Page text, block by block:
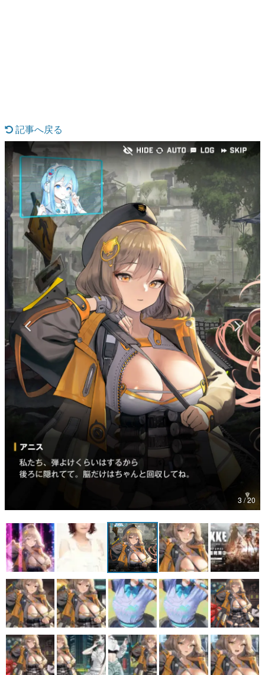
具体的な形から解き明かしていく、硬派で骨太な評論連載
です。
ゲームが変えた日本語
「経験値」「裏技」「ラスボス」… ゲームにまつわる言葉
の起源や用法の変遷を、コンピューター文化史研究家・タ
イニーP氏が徹底調査。
カテゴリ
特集記事
マンガ
女性向け
アプリレビュー
その他
電ファミニコゲーマーとは？
運営：株式会社マレ
記事へ戻る
3 / 20